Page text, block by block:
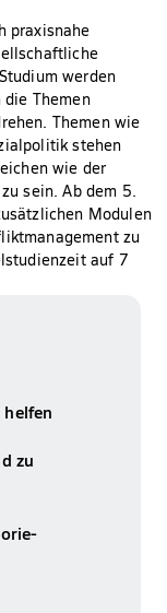
praxisnahe
werden
Themen
Themen wie
stehen
wie der
sein. Ab dem 5.
Modulen
zu
auf 7
zu